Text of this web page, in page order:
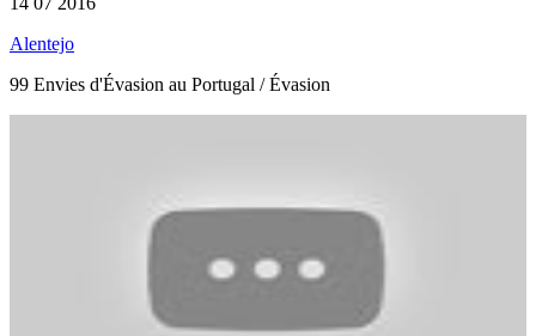
Alentejo
99 Envies d'Évasion au Portugal / Évasion